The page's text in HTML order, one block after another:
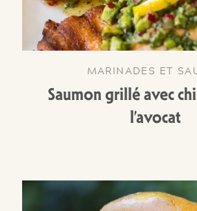
MARINADES ET
Saumon grillé avec
l’avocat